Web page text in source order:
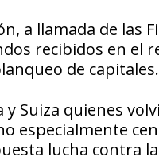
a llamada de las
recibidos en el
de capitales.
Suiza quienes
especialmente
lucha contra